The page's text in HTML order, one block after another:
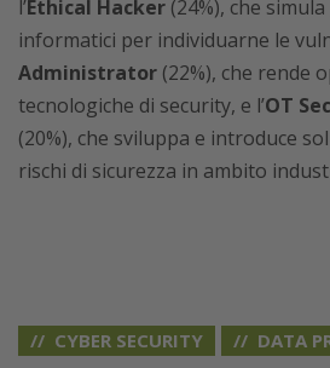
l’Ethical Hacker (24%), che
informatici per individuarne le
Administrator (22%), che rende
tecnologiche di security, e l’OT
(20%), che sviluppa e introduce
rischi di sicurezza in ambito
CYBER SECURITY DATA